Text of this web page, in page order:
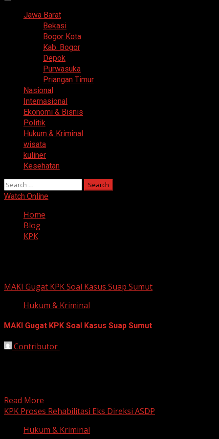
Primary
Jawa Barat
Bekasi
Bogor Kota
Kab. Bogor
Depok
Purwasuka
Priangan Timur
Nasional
Internasional
Ekonomi & Bisnis
Politik
Hukum & Kriminal
wisata
kuliner
Kesehatan
Search
for:
Watch Online
Home
Blog
KPK
MAKI Gugat KPK Soal Kasus Suap Sumut
Hukum & Kriminal
MAKI Gugat KPK Soal Kasus Suap Sumut
Contributor
Read More
KPK Proses Rehabilitasi Eks Direksi ASDP
Hukum & Kriminal